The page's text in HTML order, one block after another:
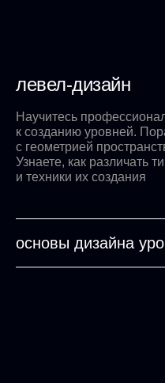
левел-дизайн
Научитесь
к созданию уровней.
с геометрией
Узнаете, как различать
и техники их создания
основы дизайна